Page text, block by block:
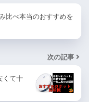
比べ本当のおすすめを
次の記事
くて十